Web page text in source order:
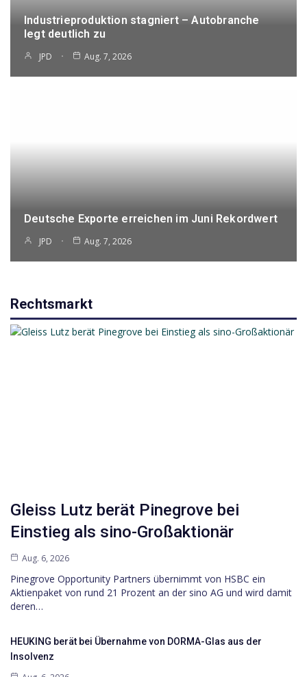
Industrieproduktion stagniert – Autobranche
legt deutlich zu
JPD Aug. 7, 2026
Deutsche Exporte erreichen im Juni Rekordwert
JPD Aug. 7, 2026
Rechtsmarkt
Gleiss Lutz berät Pinegrove bei
Einstieg als sino-Großaktionär
Aug. 6, 2026
Pinegrove Opportunity Partners übernimmt von HSBC ein
Aktienpaket von rund 21 Prozent an der sino AG und wird damit
deren…
HEUKING berät bei Übernahme von DORMA-Glas aus der
Insolvenz